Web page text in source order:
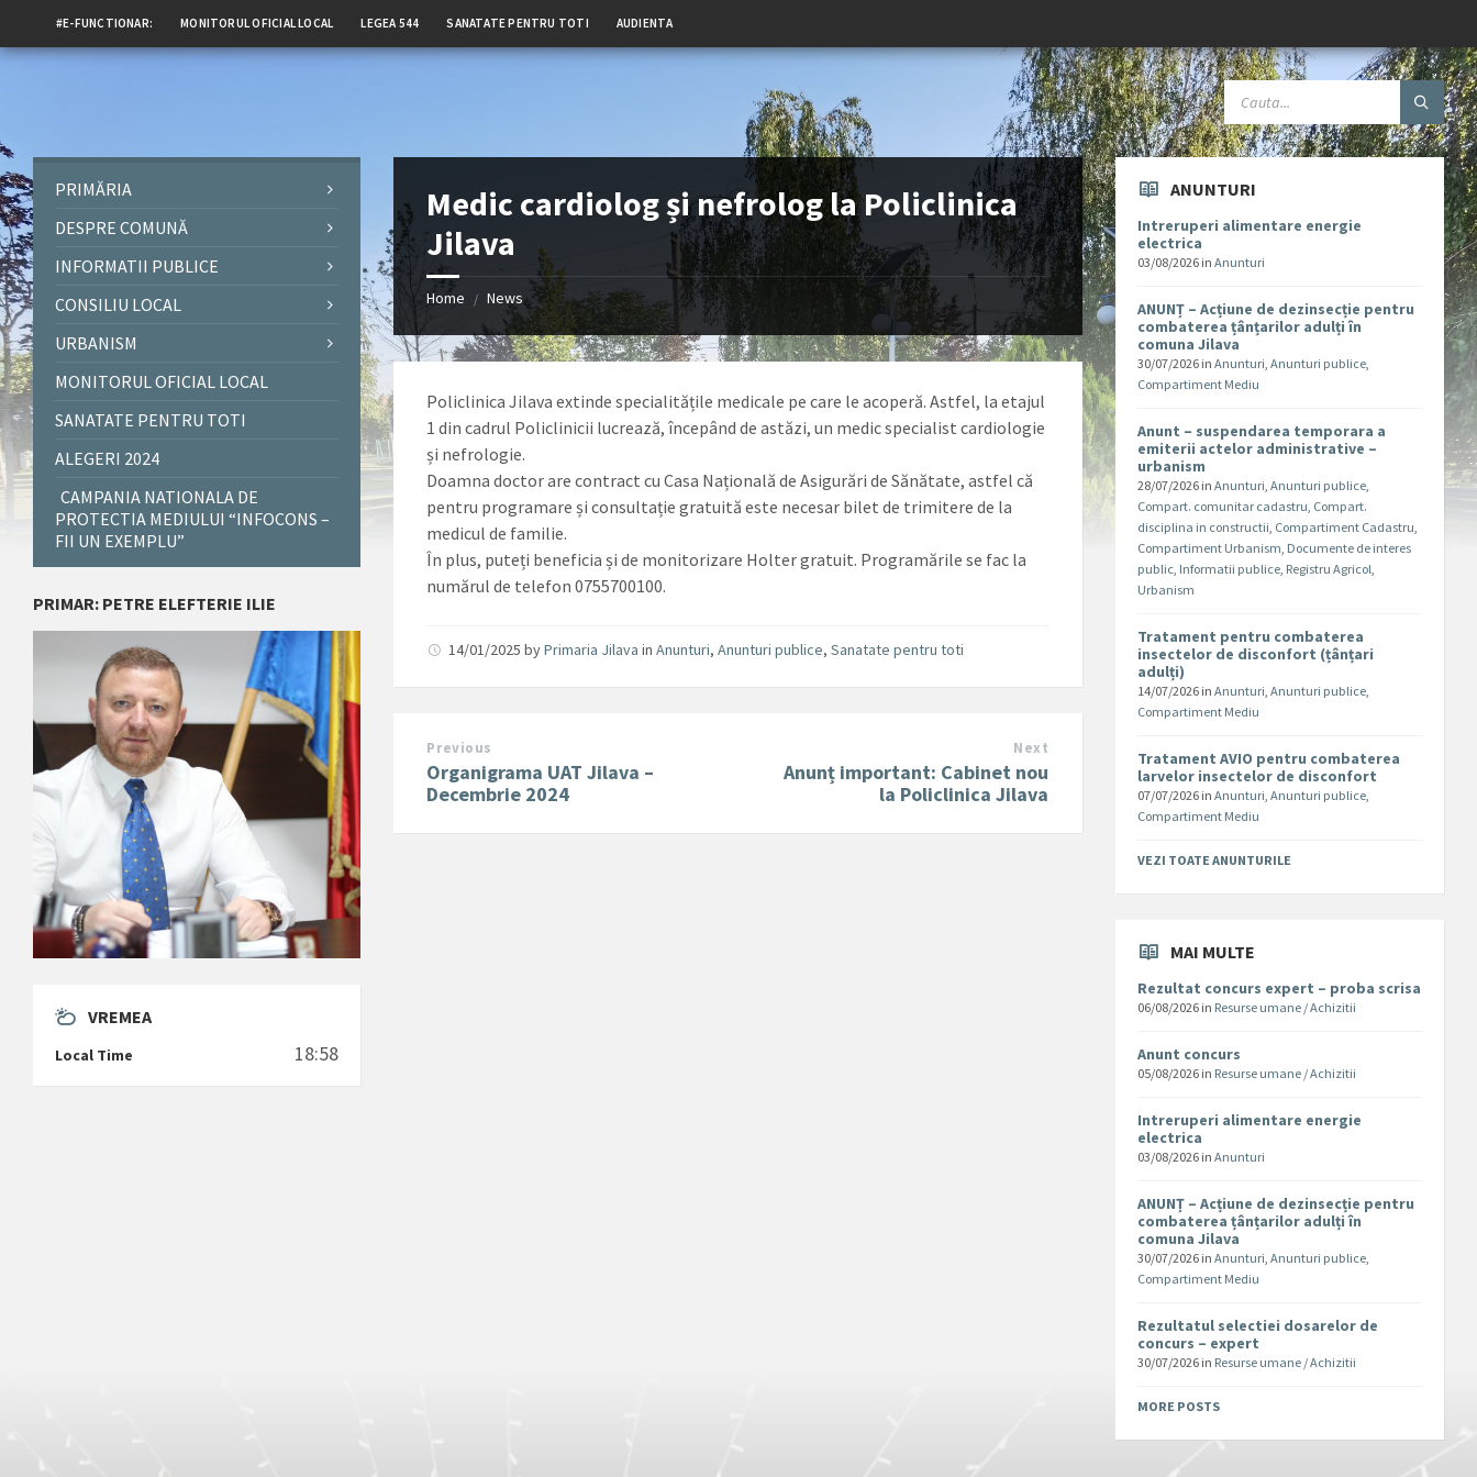
#E-FUNCTIONAR: MONITORUL OFICIAL LOCAL LEGEA 544 SANATATE PENTRU TOTI AUDIENTA
Medic cardiolog și nefrolog la Policlinica
Jilava
Home / News
Policlinica Jilava extinde specialitățile medicale pe care le acoperă. Astfel, la etajul
1 din cadrul Policlinicii lucrează, începând de astăzi, un medic specialist cardiologie
și nefrologie.
Doamna doctor are contract cu Casa Națională de Asigurări de Sănătate, astfel că
pentru programare și consultație gratuită este necesar bilet de trimitere de la
medicul de familie.
În plus, puteți beneficia și de monitorizare Holter gratuit. Programările se fac la
numărul de telefon 0755700100.
14/01/2025byPrimaria Jilava inAnunturi,Anunturi publice,Sanatate pentru toti
Previous
Organigrama UAT Jilava –
Decembrie 2024
Next
Anunț important: Cabinet nou
la Policlinica Jilava
PRIMĂRIA
DESPRE COMUNĂ
INFORMATII PUBLICE
CONSILIU LOCAL
URBANISM
MONITORUL OFICIAL LOCAL
SANATATE PENTRU TOTI
ALEGERI 2024
CAMPANIA NATIONALA DE
PROTECTIA MEDIULUI “INFOCONS –
FII UN EXEMPLU”
PRIMAR: PETRE ELEFTERIE ILIE
VREMEA
Local Time 18:58
ANUNTURI
Intreruperi alimentare energie
electrica
03/08/2026 inAnunturi
ANUNȚ – Acțiune de dezinsecție pentru
combaterea țânțarilor adulți în
comuna Jilava
30/07/2026 inAnunturi,Anunturi publice,
Compartiment Mediu
Anunt – suspendarea temporara a
emiterii actelor administrative –
urbanism
28/07/2026 inAnunturi,Anunturi publice,
Compart. comunitar cadastru, Compart.
disciplina in constructii, Compartiment Cadastru,
Compartiment Urbanism, Documente de interes
public, Informatii publice, Registru Agricol,
Urbanism
Tratament pentru combaterea
insectelor de disconfort (țânțari
adulți)
14/07/2026 inAnunturi,Anunturi publice,
Compartiment Mediu
Tratament AVIO pentru combaterea
larvelor insectelor de disconfort
07/07/2026 inAnunturi,Anunturi publice,
Compartiment Mediu
VEZI TOATE ANUNTURILE
MAI MULTE
Rezultat concurs expert – proba scrisa
06/08/2026 in Resurse umane / Achizitii
Anunt concurs
05/08/2026 in Resurse umane / Achizitii
Intreruperi alimentare energie
electrica
03/08/2026 inAnunturi
ANUNȚ – Acțiune de dezinsecție pentru
combaterea țânțarilor adulți în
comuna Jilava
30/07/2026 inAnunturi,Anunturi publice,
Compartiment Mediu
Rezultatul selectiei dosarelor de
concurs – expert
30/07/2026 in Resurse umane / Achizitii
MORE POSTS